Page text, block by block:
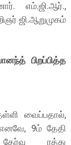
எம்.ஜி.ஆர்.,
ஜி.ஆறுமுகம்
பிறப்பித்த
வைப்பதால்,
எனவே, 9ம் தேதி
தேர்வு ரத்து